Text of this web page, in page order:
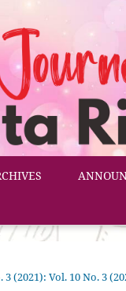
3 (2021): Vol. 10 No. 3